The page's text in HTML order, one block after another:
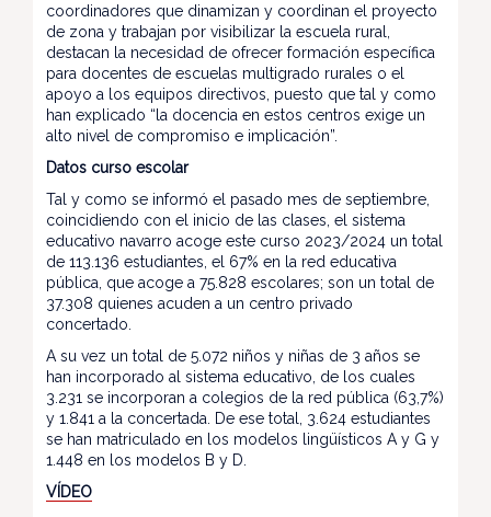
coordinadores que dinamizan y coordinan el proyecto
de zona y trabajan por visibilizar la escuela rural,
destacan la necesidad de ofrecer formación específica
para docentes de escuelas multigrado rurales o el
apoyo a los equipos directivos, puesto que tal y como
han explicado “la docencia en estos centros exige un
alto nivel de compromiso e implicación”.
Datos curso escolar
Tal y como se informó el pasado mes de septiembre,
coincidiendo con el inicio de las clases, el sistema
educativo navarro acoge este curso 2023/2024 un total
de 113.136 estudiantes, el 67% en la red educativa
pública, que acoge a 75.828 escolares; son un total de
37.308 quienes acuden a un centro privado
concertado.
A su vez un total de 5.072 niños y niñas de 3 años se
han incorporado al sistema educativo, de los cuales
3.231 se incorporan a colegios de la red pública (63,7%)
y 1.841 a la concertada. De ese total, 3.624 estudiantes
se han matriculado en los modelos lingüísticos A y G y
1.448 en los modelos B y D.
VÍDEO